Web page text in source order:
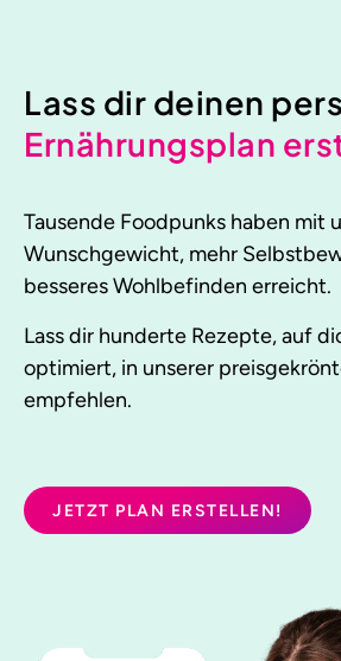
Lass dir deinen
Ernährungsplan
Tausende Foodpunks haben mit
Wunschgewicht, mehr
besseres Wohlbefinden erreicht.
Lass dir hunderte Rezepte, auf
optimiert, in unserer
empfehlen.
JETZT PLAN ERSTELLEN!